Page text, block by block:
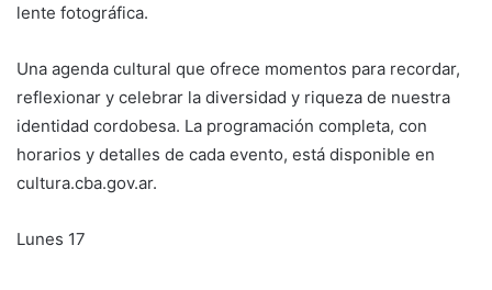
lente fotográfica.
Una agenda cultural que ofrece momentos para recordar,
reflexionar y celebrar la diversidad y riqueza de nuestra
identidad cordobesa. La programación completa, con
horarios y detalles de cada evento, está disponible en
cultura.cba.gov.ar.
Lunes 17